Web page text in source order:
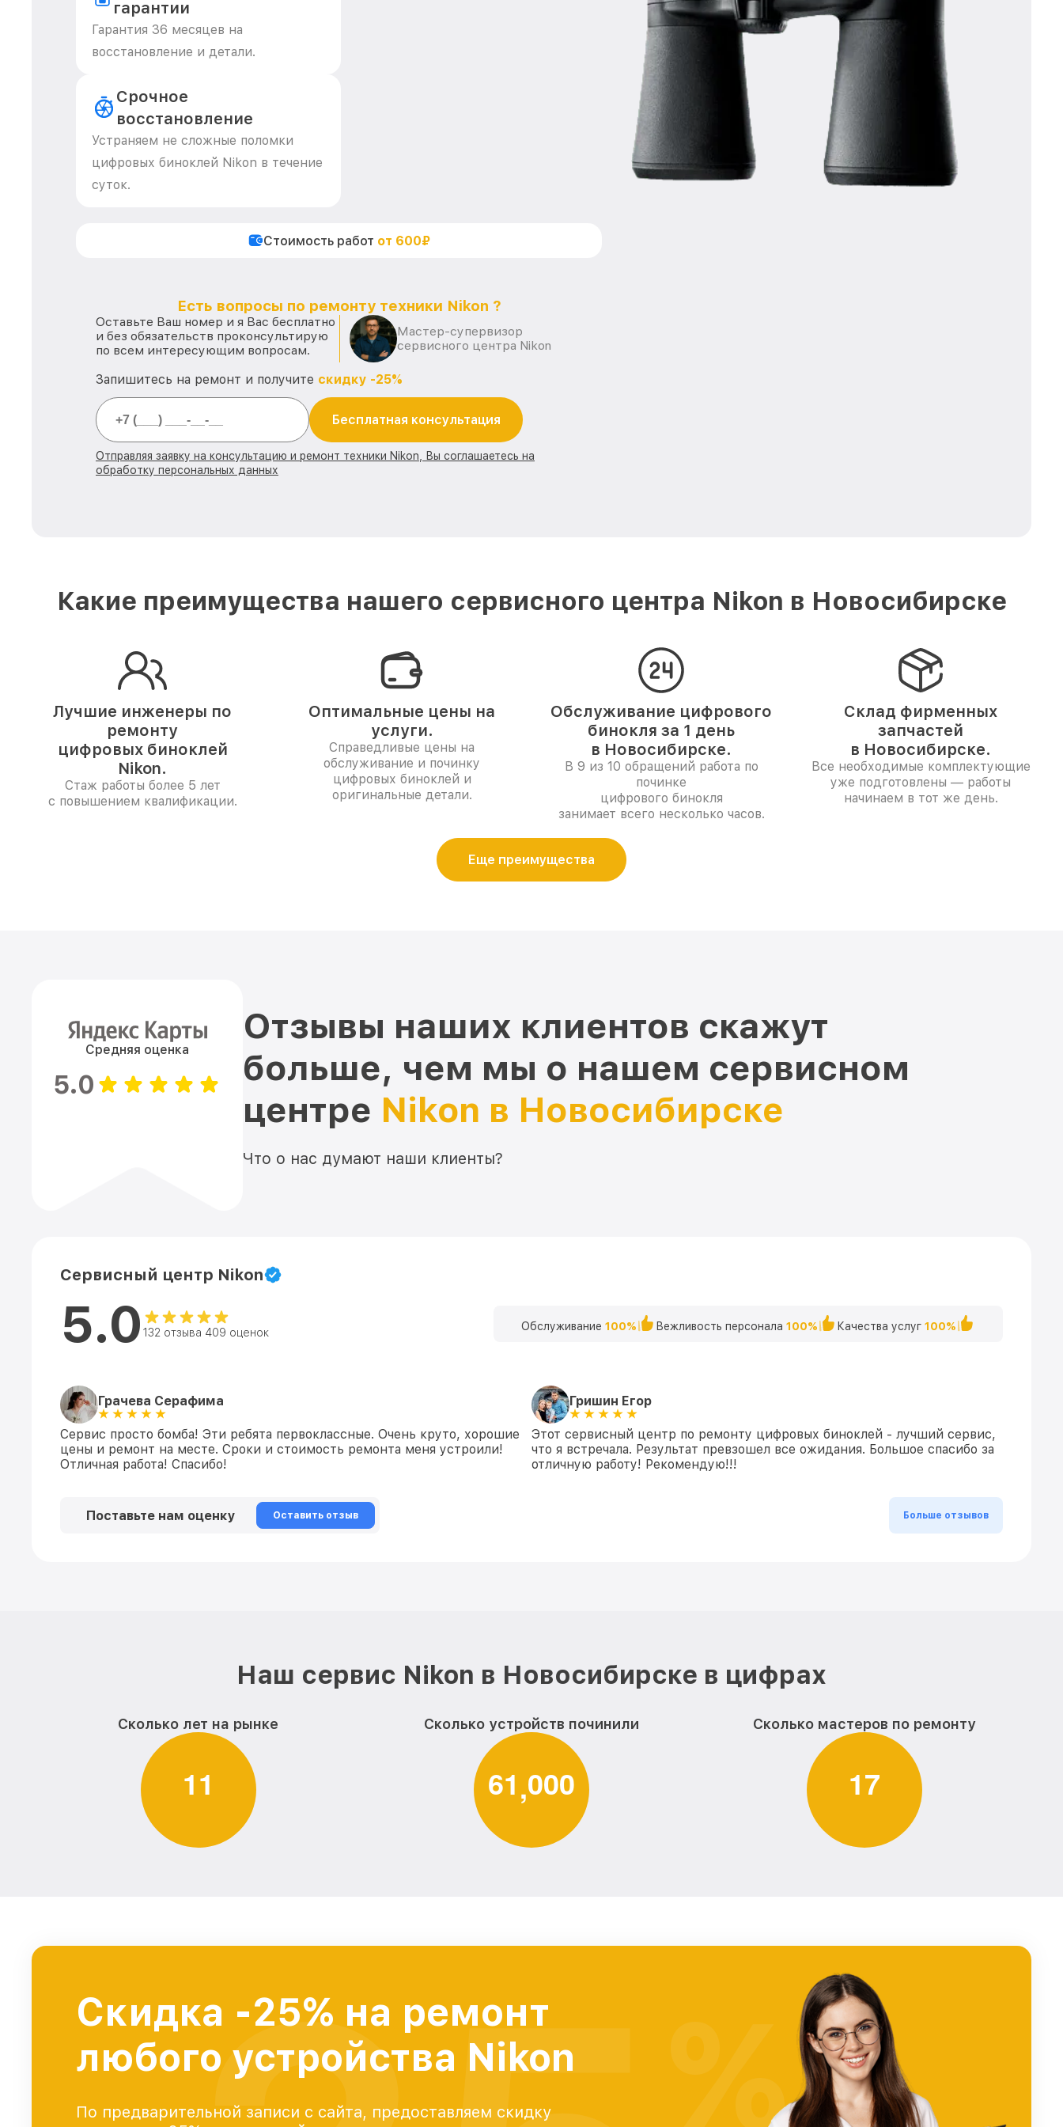
гарантии
Гарантия 36 месяцев на
восстановление и детали.
Срочное
восстановление
Устраняем не сложные поломки
цифровых биноклей Nikon в течение
суток.
Стоимость работ от 600₽
Есть вопросы по ремонту техники Nikon ?
Оставьте Ваш номер и я Вас бесплатно
и без обязательств проконсультирую
по всем интересующим вопросам.
Мастер-супервизор
сервисного центра Nikon
Запишитесь на ремонт и получите скидку -25%
Бесплатная консультация
Отправляя заявку на консультацию и ремонт техники Nikon, Вы соглашаетесь на
обработку персональных данных
Какие преимущества нашего сервисного центра Nikon в Новосибирске
Лучшие инженеры по
ремонту
цифровых биноклей
Nikon.
Стаж работы более 5 лет
с повышением квалификации.
Оптимальные цены на
услуги.
Справедливые цены на
обслуживание и починку
цифровых биноклей и
оригинальные детали.
Обслуживание цифрового
бинокля за 1 день
в Новосибирске.
В 9 из 10 обращений работа по
починке
цифрового бинокля
занимает всего несколько часов.
Склад фирменных
запчастей
в Новосибирске.
Все необходимые комплектующие
уже подготовлены — работы
начинаем в тот же день.
Еще преимущества
Средняя оценка
5.0
Отзывы наших клиентов скажут
больше, чем мы о нашем сервисном
центре Nikon в Новосибирске
Что о нас думают наши клиенты?
Сервисный центр Nikon
5.0 132 отзыва 409 оценок Обслуживание 100% Вежливость персонала 100% Качества услуг 100%
Грачева Серафима
Сервис просто бомба! Эти ребята первоклассные. Очень круто, хорошие
цены и ремонт на месте. Сроки и стоимость ремонта меня устроили!
Отличная работа! Спасибо!
Гришин Егор
Этот сервисный центр по ремонту цифровых биноклей - лучший сервис,
что я встречала. Результат превзошел все ожидания. Большое спасибо за
отличную работу! Рекомендую!!!
Поставьте нам оценку Оставить отзыв Больше отзывов
Наш сервис Nikon в Новосибирске в цифрах
Сколько лет на рынке
11
Сколько устройств починили
61,000
Сколько мастеров по ремонту
17
Скидка -25% на ремонт
любого устройства Nikon
По предварительной записи с сайта, предоставляем скидку
%